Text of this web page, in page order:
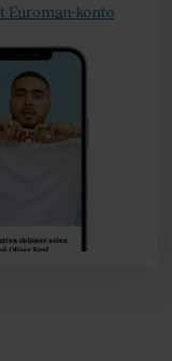
Euroman-konto